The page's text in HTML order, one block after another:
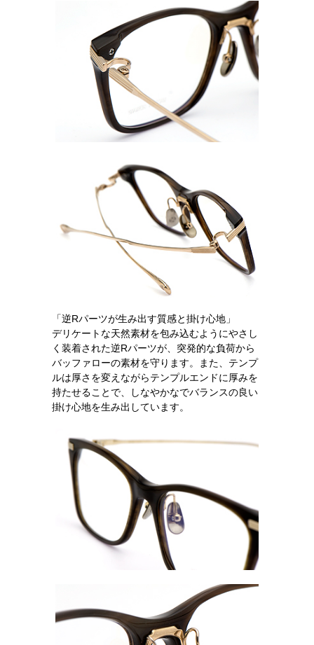
「逆Rパーツが生み出す質感と掛け心地」
デリケートな天然素材を包み込むようにやさし
く装着された逆Rパーツが、突発的な負荷から
バッファローの素材を守ります。また、テンプ
ルは厚さを変えながらテンプルエンドに厚みを
持たせることで、しなやかなでバランスの良い
掛け心地を生み出しています。